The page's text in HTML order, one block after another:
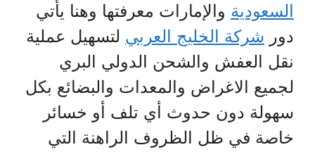
السعودية والإمارات معرفتها وهنا يأتي
دور شركة الخليج العربي لتسهيل عملية
نقل العفش والشحن الدولي البري
لجميع الاغراض والمعدات والبضائع بكل
سهولة دون حدوث أي تلف أو خسائر
خاصة في ظل الظروف الراهنة التي